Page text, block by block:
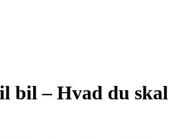
bil – Hvad du skal